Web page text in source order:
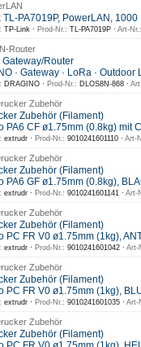
TL-PA7019P, PowerLAN,
TP-Link · Prod-Nr.: TL-PA7019P · Art-Nr.:
Router
Gateway/Router
· Gateway · LoRa ·
DRAGINO · Prod-Nr.: DLOS8N-868 ·
Zubehör
Zubehör (Filament)
PA6 CF ø1.75mm (0.8kg) mit
extrudr · Prod-Nr.: 9010241601110 · Art-
Zubehör
Zubehör (Filament)
PA6 GF ø1.75mm (0.8kg),
extrudr · Prod-Nr.: 9010241601141 · Art-
Zubehör
Zubehör (Filament)
PC FR V0 ø1.75mm (1kg),
extrudr · Prod-Nr.: 9010241601042 · Art-
Zubehör
Zubehör (Filament)
PC FR V0 ø1.75mm (1kg),
extrudr · Prod-Nr.: 9010241601035 · Art-
Zubehör
Zubehör (Filament)